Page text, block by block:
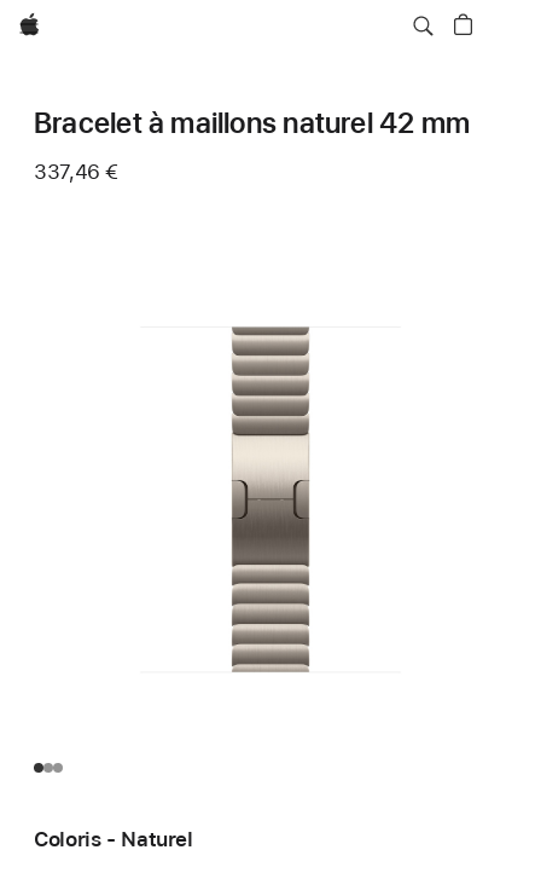
Apple
Bracelet à maillons naturel 42 mm
337,46 €
Coloris - Naturel